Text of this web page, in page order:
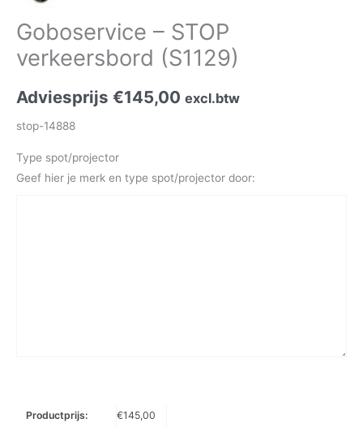
Goboservice – STOP
verkeersbord (S1129)
Adviesprijs €145,00 excl.btw
stop-14888
Type spot/projector
Geef hier je merk en type spot/projector door:
Productprijs: €145,00